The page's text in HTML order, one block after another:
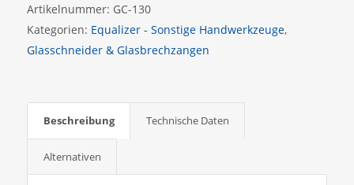
Artikelnummer: GC-130
Kategorien: Equalizer - Sonstige Handwerkzeuge,
Glasschneider & Glasbrechzangen
Beschreibung Technische Daten
Alternativen